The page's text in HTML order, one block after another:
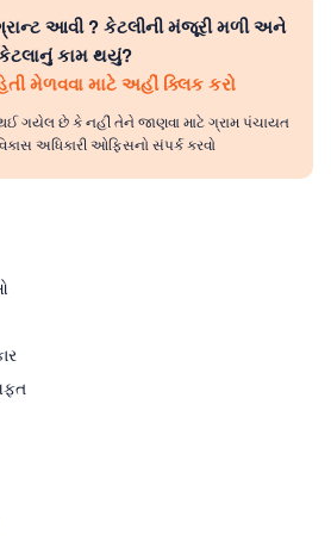
આવી ? કેટલીની મંજૂરી મળી અને
કામ થયું?
મેળવવા માટે અહીં ક્લિક કરો
ગયેલ છે કે નહીં તેને જાણવા માટે ગ્રામ પંચાયત
અધિકારી ઓફિસનો સંપર્ક કરવો